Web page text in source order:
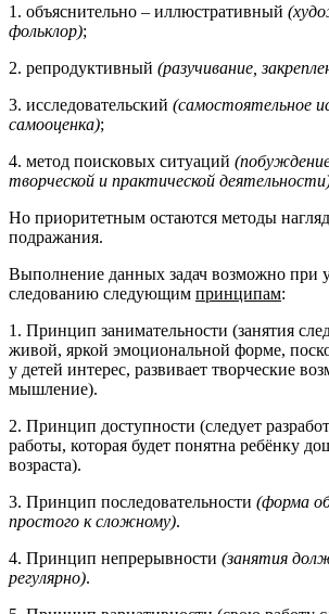
1. объяснительно – иллюстративный
фольклор);
2. репродуктивный (разучивание,
3. исследовательский (самостоятельное
самооценка);
4. метод поисковых ситуаций
творческой и практической
Но приоритетным остаются методы
подражания.
Выполнение данных задач возможно при
следованию следующим принципам:
1. Принцип занимательности (занятия
живой, яркой эмоциональной форме,
у детей интерес, развивает творческие
мышление).
2. Принцип доступности (следует
работы, которая будет понятна ребёнку
возраста).
3. Принцип последовательности (форма
простого к сложному).
4. Принцип непрерывности (занятия
регулярно).